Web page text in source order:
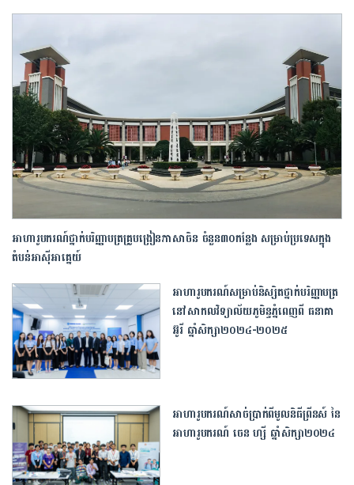
អាហារូបករណ៍ថ្នាក់បរិញ្ញាបត្រគ្រូបង្រៀនភាសាចិន ចំនួន៣០កន្លែង សម្រាប់ប្រទេសក្នុង
តំបន់អាស៊ីអាគ្នេយ៍
អាហារូបករណ៍សម្រាប់និស្សិតថ្នាក់បរិញ្ញាបត្រ
នៅសាកលវិទ្យាល័យភូមិន្ទភ្នំពេញពី ធនាគា
អ៊ូរី ឆ្នាំសិក្សា២០២៤-២០២៥
អាហារូបករណ៍សាច់ប្រាក់ពីមូលនិធីព្រីនស៍ នៃ
អាហារូបករណ៍ ចេន ហ្សី ឆ្នាំសិក្សា២០២៤